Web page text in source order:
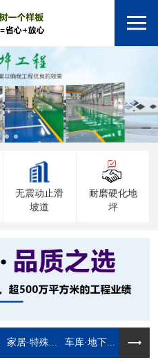
无震动止滑
坡道
耐磨硬化地
坪
家居·特殊... 车库·地下...